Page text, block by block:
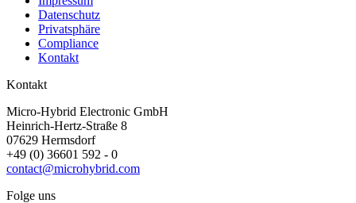
Datenschutz
Privatsphäre
Compliance
Kontakt
Kontakt
Micro-Hybrid Electronic GmbH
Heinrich-Hertz-Straße 8
07629 Hermsdorf
+49 (0) 36601 592 - 0
contact@microhybrid.com
Folge uns